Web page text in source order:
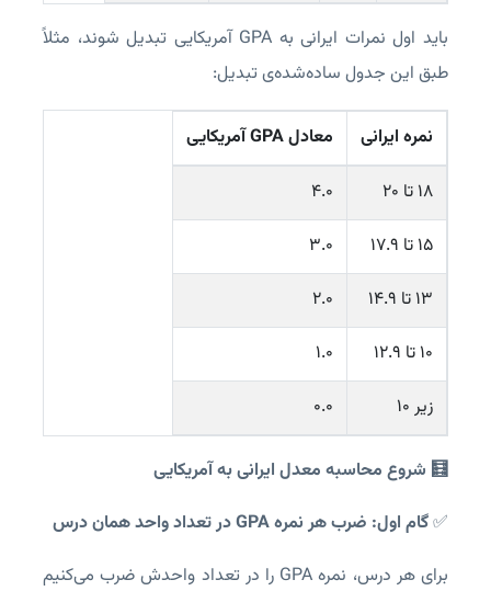
باید اول نمرات ایرانی به GPA آمریکایی تبدیل شوند، مثلاً
طبق این جدول ساده‌شده‌ی تبدیل:
نمره ایرانی
معادل GPA آمریکایی
۱۸ تا ۲۰
4.0
۱۵ تا ۱۷.۹
3.0
۱۳ تا ۱۴.۹
2.0
۱۰ تا ۱۲.۹
1.0
زیر ۱۰
0.0
🧮 شروع محاسبه معدل ایرانی به آمریکایی
✅گام اول: ضرب هر نمره GPA در تعداد واحد همان درس
برای هر درس، نمره GPA را در تعداد واحدش ضرب می‌کنیم